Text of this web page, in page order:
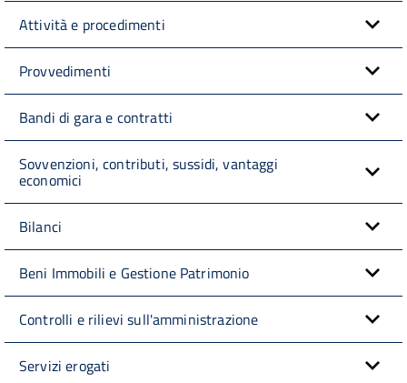
Attività e procedimenti
Provvedimenti
Bandi di gara e contratti
Sovvenzioni, contributi, sussidi, vantaggi
economici
Bilanci
Beni Immobili e Gestione Patrimonio
Controlli e rilievi sull'amministrazione
Servizi erogati